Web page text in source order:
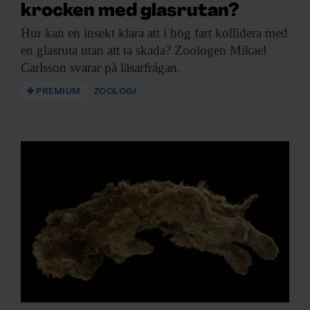
krocken med glasrutan?
Hur kan en insekt klara att i hög fart kollidera med
en glasruta utan att ta skada? Zoologen Mikael
Carlsson svarar på läsarfrågan.
PREMIUM ZOOLOGI